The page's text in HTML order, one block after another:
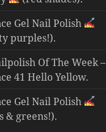
Gel Nail Polish
purples!).
Of The Week –
41 Hello Yellow.
Gel Nail Polish
& greens!).